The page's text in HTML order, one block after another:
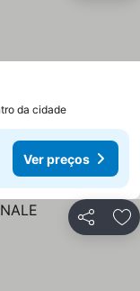
da cidade
Ver preços
Partilhar